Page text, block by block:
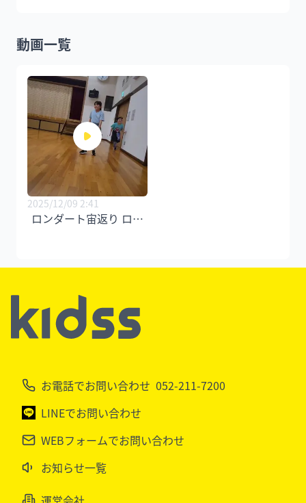
動画一覧
2025/12/09 2:41
ロンダート宙返り ロンダートバク転 側宙 カブキ
お電話でお問い合わせ 052-211-7200
LINEでお問い合わせ
WEBフォームでお問い合わせ
お知らせ一覧